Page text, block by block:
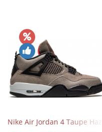
Nike Air Jordan 4 Taupe Haze